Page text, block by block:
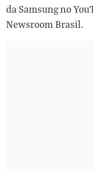
da Samsung no
Newsroom Brasil.